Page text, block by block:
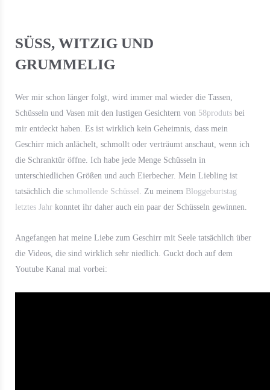
SÜSS, WITZIG UND G
RUMMELIG
Wer mir schon länger folgt, wird immer mal wieder die Tassen,
Schüsseln und Vasen mit den lustigen Gesichtern von 58produts bei
mir entdeckt haben. Es ist wirklich kein Geheimnis, dass mein
Geschirr mich anlächelt, schmollt oder verträumt anschaut, wenn ich
die Schranktür öffne. Ich habe jede Menge Schüsseln in
unterschiedlichen Größen und auch Eierbecher. Mein Liebling ist
tatsächlich die schmollende Schüssel . Zu meinem Bloggeburtstag
letztes Jahr konntet ihr daher auch ein paar der Schüsseln gewinnen.
Angefangen hat meine Liebe zum Geschirr mit Seele tatsächlich über
die Videos, die sind wirklich sehr niedlich. Guckt doch auf dem
Youtube Kanal mal vorbei: